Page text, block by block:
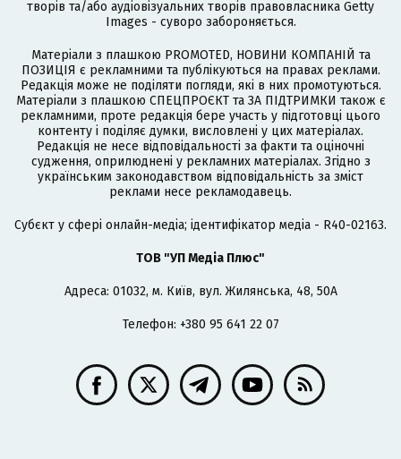
творів та/або аудіовізуальних творів правовласника Getty
Images - суворо забороняється.
Матеріали з плашкою PROMOTED, НОВИНИ КОМПАНІЙ та
ПОЗИЦІЯ є рекламними та публікуються на правах реклами.
Редакція може не поділяти погляди, які в них промотуються.
Матеріали з плашкою СПЕЦПРОЄКТ та ЗА ПІДТРИМКИ також є
рекламними, проте редакція бере участь у підготовці цього
контенту і поділяє думки, висловлені у цих матеріалах.
Редакція не несе відповідальності за факти та оціночні
судження, оприлюднені у рекламних матеріалах. Згідно з
українським законодавством відповідальність за зміст
реклами несе рекламодавець.
Cубєкт у сфері онлайн-медіа; ідентифікатор медіа - R40-02163.
ТОВ "УП Медіа Плюс"
Адреса: 01032, м. Київ, вул. Жилянська, 48, 50А
Телефон: +380 95 641 22 07